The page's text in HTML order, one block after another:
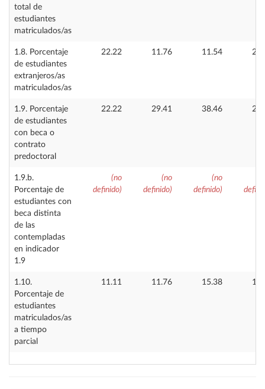
total de
estudiantes
matriculados/as
1.8. Porcentaje
de estudiantes
extranjeros/as
matriculados/as
22.22 11.76 11.54
1.9. Porcentaje
de estudiantes
con beca o
contrato
predoctoral
22.22 29.41 38.46
1.9.b.
Porcentaje de
estudiantes con
beca distinta
de las
contempladas
en indicador
1.9
(no
definido)
(no
definido)
(no
definido)
1.10.
Porcentaje de
estudiantes
matriculados/as
a tiempo
parcial
11.11 11.76 15.38